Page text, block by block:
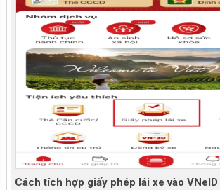
Cách tích hợp giấy phép lái xe vào VNeID